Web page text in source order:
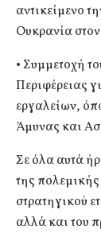
αντικείμενο
Ουκρανία
• Συμμετοχή
Περιφέρειας
εργαλείων,
Άμυνας και
Σε όλα αυτά
της
στρατηγικού
αλλά και του